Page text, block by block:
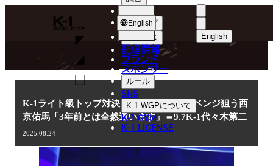
K-
WGP
English
한국어
中文（简体
中文（繁體
ショップ
ニュース
配信情報
ブランド
スポンサー
ルール
SNS
K-1 WGPについて
K-1 GYM
K-1 LICENSE
English
NEWS
ニュース
K-1ライト級トップ対決！里見柚己へのリベンジ狙う西
京佑馬「3年前とは全然違います」＝9.7K-1代々木第二
2025.08.24